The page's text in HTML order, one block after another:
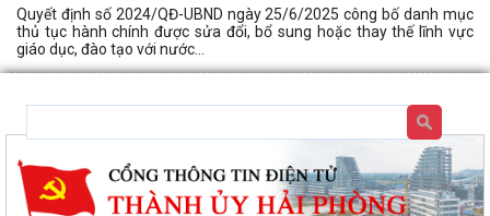
Quyết định số 2024/QĐ-UBND ngày 25/6/2025 công bố danh mục
thủ tục hành chính được sửa đổi, bổ sung hoặc thay thế lĩnh vực
giáo dục, đào tạo với nước...